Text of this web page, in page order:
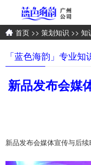
首页 >>策划知识 >> 知
「蓝色海韵」专业知
新品发布会媒
新品发布会媒体宣传与后续